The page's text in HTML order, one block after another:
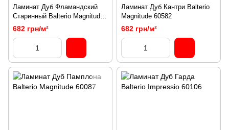
Ламинат Дуб Фламандский
Старинный Balterio Magnitude
60545
682 грн/м²
Ламинат Дуб Кантри Balterio
Magnitude 60582
682 грн/м²